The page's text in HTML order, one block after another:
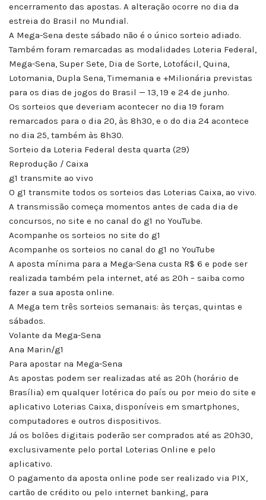
encerramento das apostas. A alteração ocorre no dia da
estreia do Brasil no Mundial.
A Mega-Sena deste sábado não é o único sorteio adiado.
Também foram remarcadas as modalidades Loteria Federal,
Mega-Sena, Super Sete, Dia de Sorte, Lotofácil, Quina,
Lotomania, Dupla Sena, Timemania e +Milionária previstas
para os dias de jogos do Brasil — 13, 19 e 24 de junho.
Os sorteios que deveriam acontecer no dia 19 foram
remarcados para o dia 20, às 8h30, e o do dia 24 acontece
no dia 25, também às 8h30.
Sorteio da Loteria Federal desta quarta (29)
Reprodução / Caixa
g1 transmite ao vivo
O g1 transmite todos os sorteios das Loterias Caixa, ao vivo.
A transmissão começa momentos antes de cada dia de
concursos, no site e no canal do g1 no YouTube.
Acompanhe os sorteios no site do g1
Acompanhe os sorteios no canal do g1 no YouTube
A aposta mínima para a Mega-Sena custa R$ 6 e pode ser
realizada também pela internet, até as 20h – saiba como
fazer a sua aposta online.
A Mega tem três sorteios semanais: às terças, quintas e
sábados.
Volante da Mega-Sena
Ana Marin/g1
Para apostar na Mega-Sena
As apostas podem ser realizadas até as 20h (horário de
Brasília) em qualquer lotérica do país ou por meio do site e
aplicativo Loterias Caixa, disponíveis em smartphones,
computadores e outros dispositivos.
Já os bolões digitais poderão ser comprados até as 20h30,
exclusivamente pelo portal Loterias Online e pelo
aplicativo.
O pagamento da aposta online pode ser realizado via PIX,
cartão de crédito ou pelo internet banking, para